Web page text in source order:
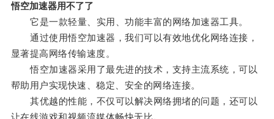
悟空加速器用不了了
它是一款轻量、实用、功能丰富的网络加速器工具。
通过使用悟空加速器，我们可以有效地优化网络连接，
显著提高网络传输速度。
悟空加速器采用了最先进的技术，支持主流系统，可以
帮助用户实现快速、稳定、安全的网络连接。
其优越的性能，不仅可以解决网络拥堵的问题，还可以